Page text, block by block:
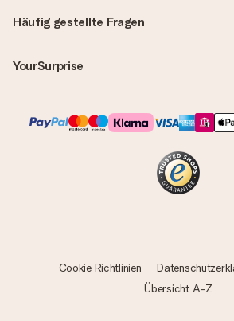
Häufig gestellte Fragen
YourSurprise
Cookie Richtlinien
Übersicht A-Z